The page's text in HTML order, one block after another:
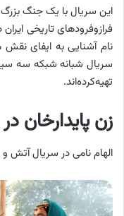
این سریال با یک جنگ
فرازوفرودهای تاریخی
نام‌ آشنایی به ایفای
سریال شبانه شبکه سه سیما
تهیه‌کرده‌اند.
زن پایدارخان
الهام نامی در سریال آتش